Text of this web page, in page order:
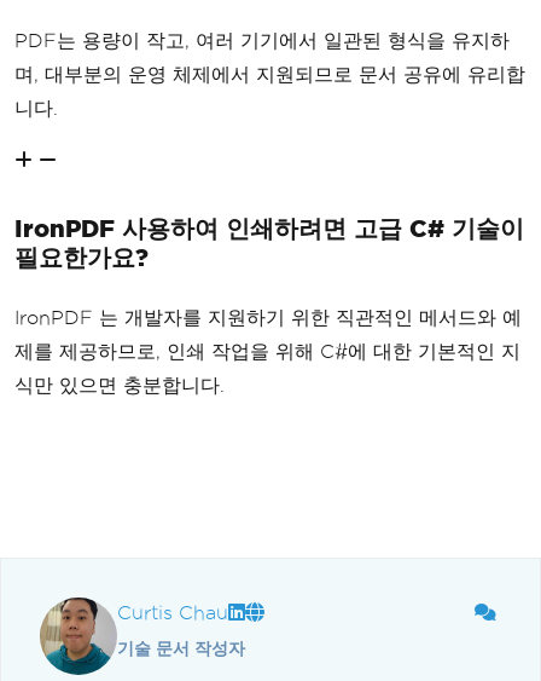
PDF는 용량이 작고, 여러 기기에서 일관된 형식을 유지하
며, 대부분의 운영 체제에서 지원되므로 문서 공유에 유리합
니다.
IronPDF 사용하여 인쇄하려면 고급 C# 기술이
필요한가요?
IronPDF 는 개발자를 지원하기 위한 직관적인 메서드와 예
제를 제공하므로, 인쇄 작업을 위해 C#에 대한 기본적인 지
식만 있으면 충분합니다.
Curtis Chau
기술 문서 작성자